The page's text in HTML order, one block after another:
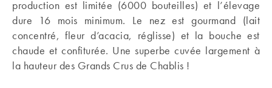
production est limitée (6000 bouteilles) et l’élevage
dure 16 mois minimum. Le nez est gourmand (lait
concentré, fleur d’acacia, réglisse) et la bouche est
chaude et confiturée. Une superbe cuvée largement à
la hauteur des Grands Crus de Chablis !